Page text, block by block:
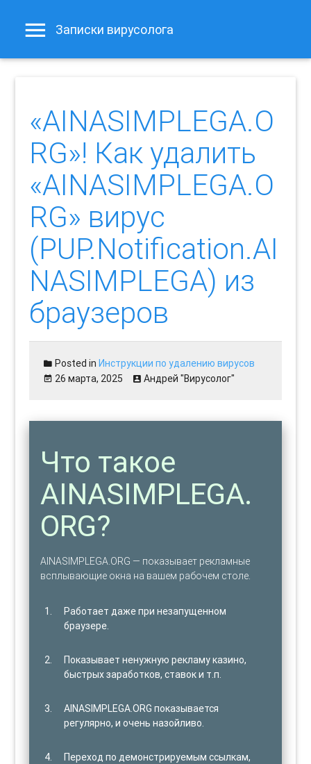
Записки вирусолога
«AINASIMPLEGA.O
RG»! Как удалить
«AINASIMPLEGA.O
RG» вирус
(PUP.Notification.AI
NASIMPLEGA) из
браузеров
Posted inИнструкции по удалению вирусов
26 марта, 2025
Андрей "Вирусолог"
Что такое
AINASIMPLEGA.
ORG?
AINASIMPLEGA.ORG — показывает рекламные
всплывающие окна на вашем рабочем столе.
Работает даже при незапущенном
браузере.
Показывает ненужную рекламу казино,
быстрых заработков, ставок и т.п.
AINASIMPLEGA.ORG показывается
регулярно, и очень назойливо.
Переход по демонстрируемым ссылкам,